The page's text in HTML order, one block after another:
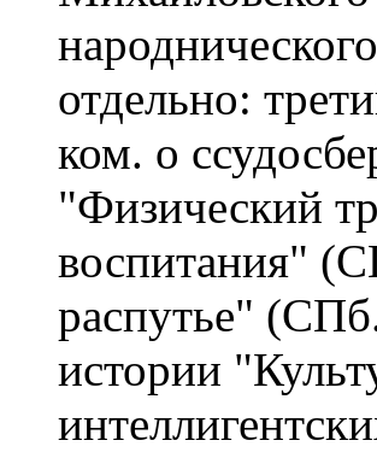
отдельно:
ком. о
"Физический
воспитания"
распутье"
истории